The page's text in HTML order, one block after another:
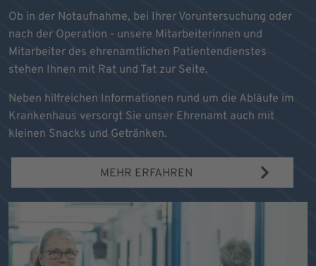
Ob in der Notaufnahme, bei Ihrer Voruntersuchung oder
nach der Operation - unsere Mitarbeiterinnen und
Mitarbeiter des ehrenamtlichen Patientendienstes
stehen Ihnen mit Rat und Tat zur Seite.
Neben hilfreichen Informationen rund um die Abläufe im
Krankenhaus versorgt Sie unser Ehrenamt auch mit
kleinen Snacks und Getränken.
MEHR ERFAHREN